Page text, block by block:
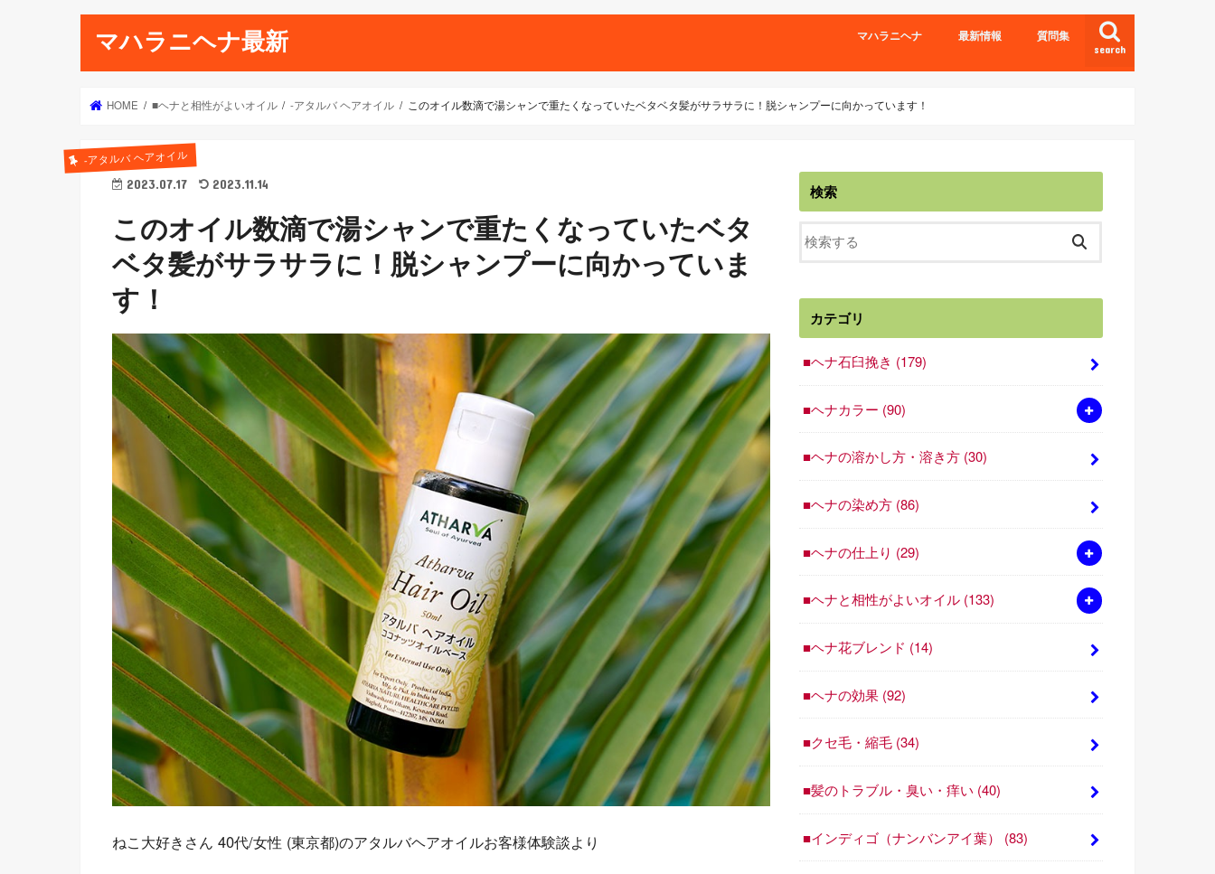
マハラニヘナ最新 search
マハラニヘナ 最新情報 質問集
HOME ■ヘナと相性がよいオイル -アタルバ ヘアオイル このオイル数滴で湯シャンで重たくなっていたベタベタ髪がサラサラに！脱シャンプーに向かっています！
-アタルバ ヘアオイル
2023.07.17 2023.11.14
このオイル数滴で湯シャンで重たくなっていたベタ
ベタ髪がサラサラに！脱シャンプーに向かっていま
す！
ねこ大好きさん 40代/女性 (東京都)のアタルバヘアオイルお客様体験談より
検索
カテゴリ
■ヘナ石臼挽き (179)
■ヘナカラー (90)
■ヘナの溶かし方・溶き方 (30)
■ヘナの染め方 (86)
■ヘナの仕上り (29)
■ヘナと相性がよいオイル (133)
■ヘナ花ブレンド (14)
■ヘナの効果 (92)
■クセ毛・縮毛 (34)
■髪のトラブル・臭い・痒い (40)
■インディゴ（ナンバンアイ葉） (83)